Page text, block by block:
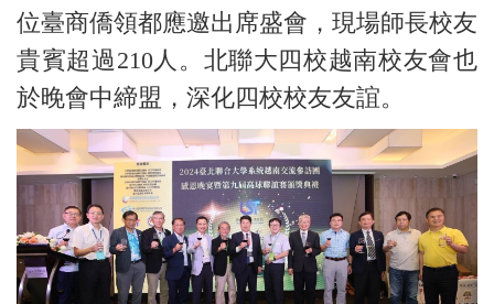
位臺商僑領都應邀出席盛會，現場師長校友
貴賓超過210人。北聯大四校越南校友會也
於晚會中締盟，深化四校校友友誼。